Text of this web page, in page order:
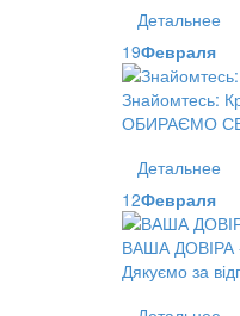
Детальнее
19Февраля
Знайомтесь:
ОБИРАЄМО
Детальнее
12Февраля
ВАША
Дякуємо за